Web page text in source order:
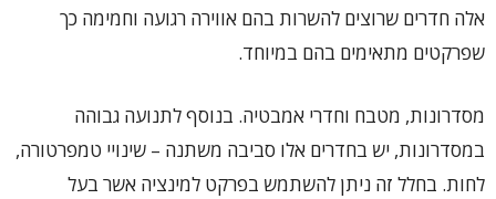
אלה חדרים שרוצים להשרות בהם אווירה רגועה וחמימה כך
שפרקטים מתאימים בהם במיוחד.
מסדרונות, מטבח וחדרי אמבטיה. בנוסף לתנועה גבוהה
במסדרונות, יש בחדרים אלו סביבה משתנה – שינויי טמפרטורה,
לחות. בחלל זה ניתן להשתמש בפרקט למינציה אשר בעל